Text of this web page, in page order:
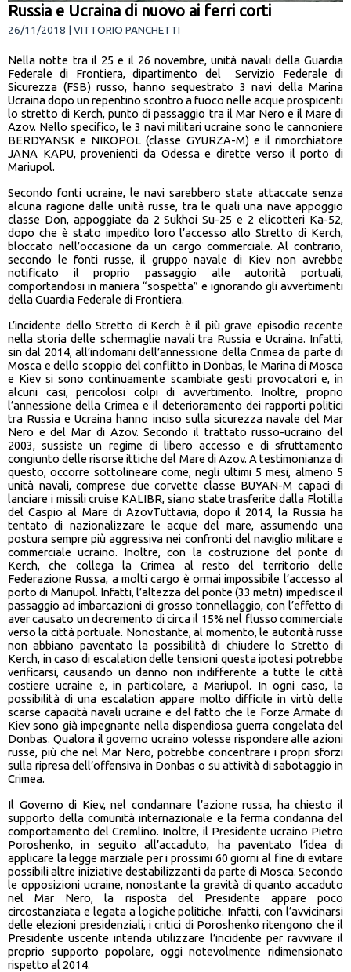
Russia e Ucraina di nuovo ai ferri corti
26/11/2018 | VITTORIO PANCHETTI
Nella notte tra il 25 e il 26 novembre, unità navali della Guardia
Federale di Frontiera, dipartimento del Servizio Federale di
Sicurezza (FSB) russo, hanno sequestrato 3 navi della Marina
Ucraina dopo un repentino scontro a fuoco nelle acque prospicenti
lo stretto di Kerch, punto di passaggio tra il Mar Nero e il Mare di
Azov. Nello specifico, le 3 navi militari ucraine sono le cannoniere
BERDYANSK e NIKOPOL (classe GYURZA-M) e il rimorchiatore
JANA KAPU, provenienti da Odessa e dirette verso il porto di
Mariupol.
Secondo fonti ucraine, le navi sarebbero state attaccate senza
alcuna ragione dalle unità russe, tra le quali una nave appoggio
classe Don, appoggiate da 2 Sukhoi Su-25 e 2 elicotteri Ka-52,
dopo che è stato impedito loro l’accesso allo Stretto di Kerch,
bloccato nell’occasione da un cargo commerciale. Al contrario,
secondo le fonti russe, il gruppo navale di Kiev non avrebbe
notificato il proprio passaggio alle autorità portuali,
comportandosi in maniera “sospetta” e ignorando gli avvertimenti
della Guardia Federale di Frontiera.
L’incidente dello Stretto di Kerch è il più grave episodio recente
nella storia delle schermaglie navali tra Russia e Ucraina. Infatti,
sin dal 2014, all’indomani dell’annessione della Crimea da parte di
Mosca e dello scoppio del conflitto in Donbas, le Marina di Mosca
e Kiev si sono continuamente scambiate gesti provocatori e, in
alcuni casi, pericolosi colpi di avvertimento. Inoltre, proprio
l’annessione della Crimea e il deterioramento dei rapporti politici
tra Russia e Ucraina hanno inciso sulla sicurezza navale del Mar
Nero e del Mar di Azov. Secondo il trattato russo-ucraino del
2003, sussiste un regime di libero accesso e di sfruttamento
congiunto delle risorse ittiche del Mare di Azov. A testimonianza di
questo, occorre sottolineare come, negli ultimi 5 mesi, almeno 5
unità navali, comprese due corvette classe BUYAN-M capaci di
lanciare i missili cruise KALIBR, siano state trasferite dalla Flotilla
del Caspio al Mare di AzovTuttavia, dopo il 2014, la Russia ha
tentato di nazionalizzare le acque del mare, assumendo una
postura sempre più aggressiva nei confronti del naviglio militare e
commerciale ucraino. Inoltre, con la costruzione del ponte di
Kerch, che collega la Crimea al resto del territorio delle
Federazione Russa, a molti cargo è ormai impossibile l’accesso al
porto di Mariupol. Infatti, l’altezza del ponte (33 metri) impedisce il
passaggio ad imbarcazioni di grosso tonnellaggio, con l’effetto di
aver causato un decremento di circa il 15% nel flusso commerciale
verso la città portuale. Nonostante, al momento, le autorità russe
non abbiano paventato la possibilità di chiudere lo Stretto di
Kerch, in caso di escalation delle tensioni questa ipotesi potrebbe
verificarsi, causando un danno non indifferente a tutte le città
costiere ucraine e, in particolare, a Mariupol. In ogni caso, la
possibilità di una escalation appare molto difficile in virtù delle
scarse capacità navali ucraine e del fatto che le Forze Armate di
Kiev sono già impegnante nella dispendiosa guerra congelata del
Donbas. Qualora il governo ucraino volesse rispondere alle azioni
russe, più che nel Mar Nero, potrebbe concentrare i propri sforzi
sulla ripresa dell’offensiva in Donbas o su attività di sabotaggio in
Crimea.
Il Governo di Kiev, nel condannare l’azione russa, ha chiesto il
supporto della comunità internazionale e la ferma condanna del
comportamento del Cremlino. Inoltre, il Presidente ucraino Pietro
Poroshenko, in seguito all’accaduto, ha paventato l’idea di
applicare la legge marziale per i prossimi 60 giorni al fine di evitare
possibili altre iniziative destabilizzanti da parte di Mosca. Secondo
le opposizioni ucraine, nonostante la gravità di quanto accaduto
nel Mar Nero, la risposta del Presidente appare poco
circostanziata e legata a logiche politiche. Infatti, con l’avvicinarsi
delle elezioni presidenziali, i critici di Poroshenko ritengono che il
Presidente uscente intenda utilizzare l’incidente per ravvivare il
proprio supporto popolare, oggi notevolmente ridimensionato
rispetto al 2014.